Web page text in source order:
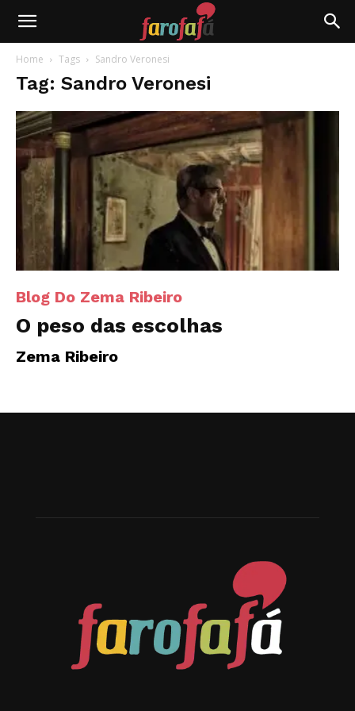
Farofafá
Home Tags Sandro Veronesi
Tag: Sandro Veronesi
Blog Do Zema Ribeiro
O peso das escolhas
Zema Ribeiro